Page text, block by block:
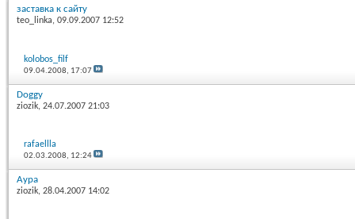
заставка к сайту
teo_linka, 09.09.2007 12:52
kolobos_filf
09.04.2008, 17:07
Doggy
ziozik, 24.07.2007 21:03
rafaellla
02.03.2008, 12:24
Аура
ziozik, 28.04.2007 14:02